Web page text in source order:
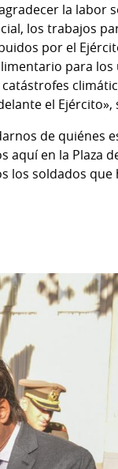
la labor
los trabajos
por el
para los
el Ejército»,
de quiénes
en la Plaza
los soldados que